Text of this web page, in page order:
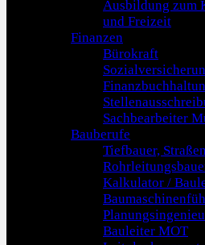
Ausbildung zum
und Freizeit
Finanzen
Bürokraft
Sachbearbeiter
Bauberufe
Tiefbauer,
Kalkulator /
Bauleiter MOT